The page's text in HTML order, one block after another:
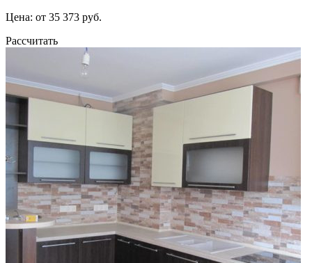
Цена: от 35 373 руб.
Рассчитать